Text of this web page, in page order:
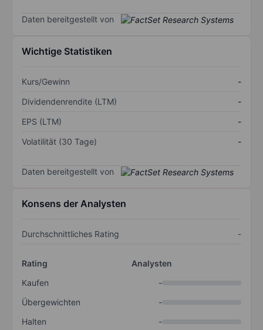
Daten bereitgestellt von
Wichtige Statistiken
Kurs/Gewinn
-
Dividendenrendite (LTM)
-
EPS (LTM)
-
Volatilität (30 Tage)
-
Daten bereitgestellt von
Konsens der Analysten
Durchschnittliches Rating -
Rating
Analysten
Kaufen
-
Übergewichten
-
Halten
-